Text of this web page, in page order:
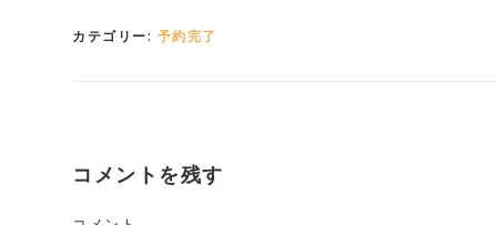
カテゴリー: 予約完了
コメントを残す